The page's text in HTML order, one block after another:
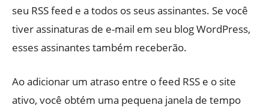
seu RSS feed e a todos os seus assinantes. Se você
tiver assinaturas de e-mail em seu blog WordPress,
esses assinantes também receberão.
Ao adicionar um atraso entre o feed RSS e o site
ativo, você obtém uma pequena janela de tempo